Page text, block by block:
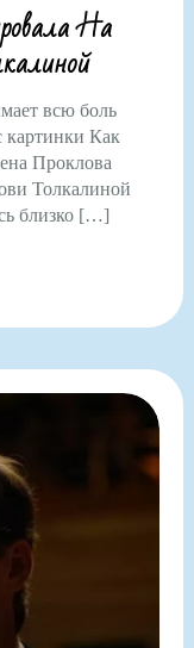
На
всю боль
картинки Как
Проклова
Толкалиной
близко […]